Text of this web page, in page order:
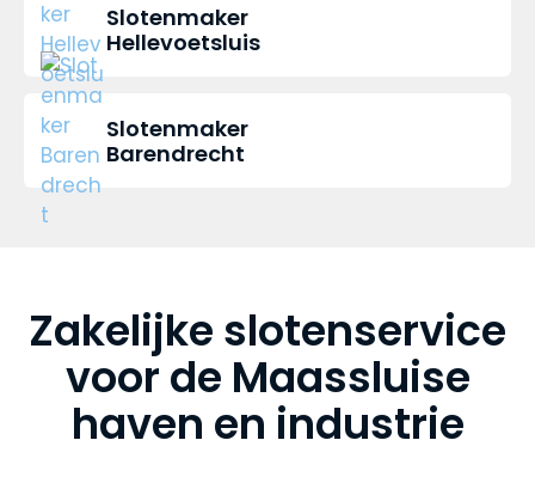
Slotenmaker
Hellevoetsluis
Slotenmaker
Barendrecht
Zakelijke slotenservice
voor de Maassluise
haven en industrie